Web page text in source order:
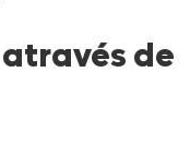
de